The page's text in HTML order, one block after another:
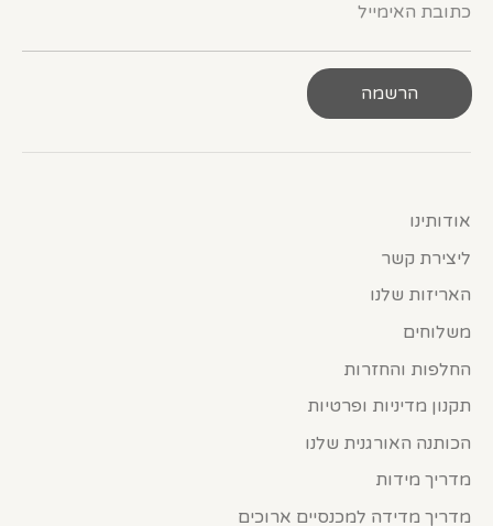
כתובת האימייל
הרשמה
אודותינו
ליצירת קשר
האריזות שלנו
משלוחים
החלפות והחזרות
תקנון מדיניות ופרטיות
הכותנה האורגנית שלנו
מדריך מידות
מדריך מדידה למכנסיים ארוכים